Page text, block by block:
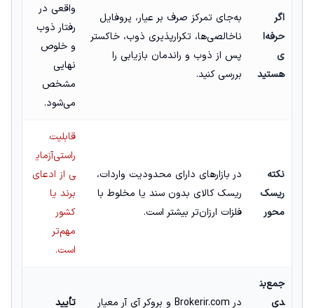
اگر
حرفه‌ا
ی
هستید
به‌جای تمرکز صرف بر عیار، پروفایل
ناخالصی‌ها، تکرارپذیری ذوب، خاکستر
پس از ذوب و راندمان بازیابی را
بررسی کنید.
واقعی در
رفتار ذوب
و خلوص
نهایی
مشخص
می‌شود.
نکته
ریسک‌
محور
در بازارهای دارای محدودیت واردات،
ریسک کالای بدون سند یا مخلوط با
فلزات ارزان‌تر بیشتر است.
قابلیت
راستی‌آزمای
ی از ادعای
برند یا
کشور
مهم‌تر
است.
جمع‌بن
دی
در Brokerir.com و بروکر آی آر معیار
تأیید